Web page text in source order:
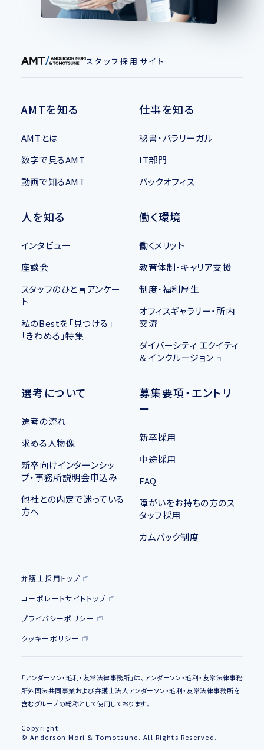
スタッフ採用サイト
AMTを知る
AMTとは
数字で見るAMT
動画で知るAMT
仕事を知る
秘書・パラリーガル
IT部門
バックオフィス
人を知る
インタビュー
座談会
スタッフのひと言アンケー
ト
私のBestを「見つける」
「きわめる」特集
働く環境
働くメリット
教育体制・キャリア支援
制度・福利厚生
オフィスギャラリー・所内
交流
ダイバーシティ エクイティ
＆ インクルージョン
選考について
選考の流れ
求める人物像
新卒向けインターンシッ
プ・事務所説明会申込み
他社との内定で迷っている
方へ
募集要項・エントリ
ー
新卒採用
中途採用
FAQ
障がいをお持ちの方のス
タッフ採用
カムバック制度
弁護士採用トップ
コーポレートサイトトップ
プライバシーポリシー
クッキーポリシー
「アンダーソン・毛利・友常法律事務所」は、アンダーソン・毛利・友常法律事務
所外国法共同事業および弁護士法人アンダーソン・毛利・友常法律事務所を
含むグループの総称として使用しております。
Copyright
© Anderson Mori & Tomotsune. All Rights Reserved.